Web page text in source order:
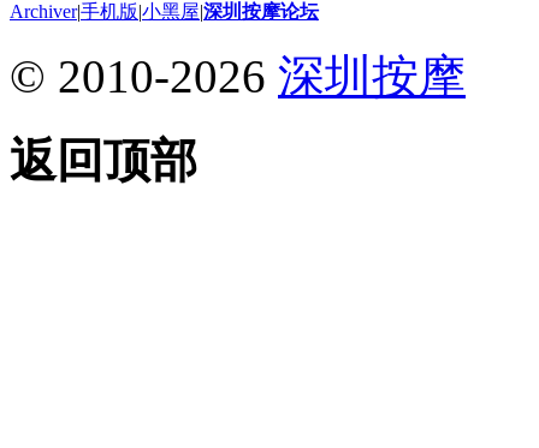
Archiver|手机版|小黑屋|深圳按摩论坛
© 2010-2026 深圳按摩
返回顶部